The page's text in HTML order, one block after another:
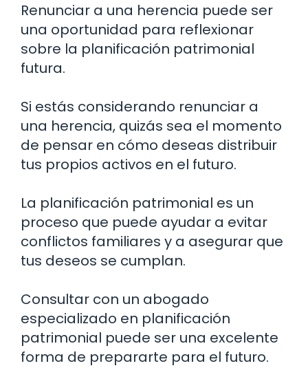
Renunciar a una herencia puede ser
una oportunidad para reflexionar
sobre la planificación patrimonial
futura.
Si estás considerando renunciar a
una herencia, quizás sea el momento
de pensar en cómo deseas distribuir
tus propios activos en el futuro.
La planificación patrimonial es un
proceso que puede ayudar a evitar
conflictos familiares y a asegurar que
tus deseos se cumplan.
Consultar con un abogado
especializado en planificación
patrimonial puede ser una excelente
forma de prepararte para el futuro.